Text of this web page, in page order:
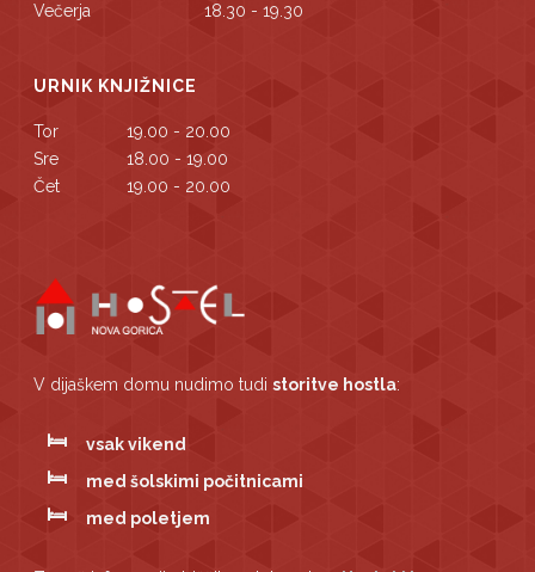
Večerja
18.30 - 19.30
URNIK KNJIŽNICE
Tor
19.00 - 20.00
Sre
18.00 - 19.00
Čet
19.00 - 20.00
V dijaškem domu nudimo tudistoritve hostla:
vsak vikend
med šolskimi počitnicami
med poletjem